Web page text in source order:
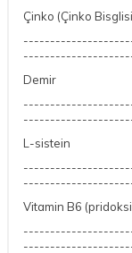
Çinko (Çinko
Demir
L-sistein
Vitamin B6